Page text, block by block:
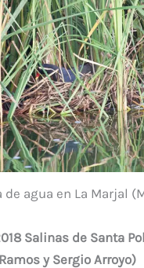
agua en La Marjal
Salinas de Santa
y Sergio Arroyo)